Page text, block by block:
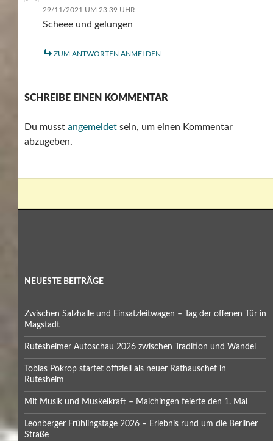
29/11/2021 UM 23:39 UHR
Scheee und gelungen
ZUM ANTWORTEN ANMELDEN
SCHREIBE EINEN KOMMENTAR
Du musst angemeldet sein, um einen Kommentar
abzugeben.
NEUESTE BEITRÄGE
Zwischen Salzhalle und Einsatzleitwagen – Tag der offenen Tür in
Magstadt
Rutesheimer Autoschau 2026 zwischen Tradition und Wandel
Tobias Pokrop startet offiziell als neuer Rathauschef in
Rutesheim
Mit Musik und Muskelkraft – Maichingen feierte den 1. Mai
Leonberger Frühlingstage 2026 – Erlebnis rund um die Berliner
Straße